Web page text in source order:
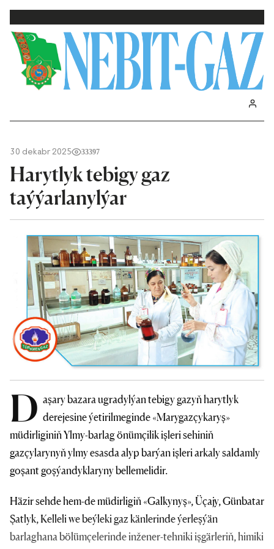
30 dekabr 2025 33397
Harytlyk tebigy gaz
taýýarlanylýar
D aşary bazara ugradylýan tebigy gazyň harytlyk
derejesine ýetirilmeginde «Marygazçykaryş»
müdirliginiň Ylmy-barlag önümçilik işleri sehiniň
gazçylarynyň ylmy esasda alyp barýan işleri arkaly saldamly
goşant goşýandyklaryny bellemelidir.
Häzir sehde hem-de müdirligiň «Galkynyş», Üçajy, Günbatar
Şatlyk, Kelleli we beýleki gaz känlerinde ýerleşýän
barlaghana bölümçelerinde inžener-tehniki işgärleriň, himiki